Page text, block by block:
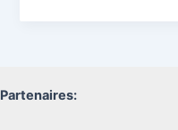
Partenaires: